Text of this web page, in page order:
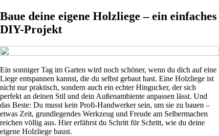
Baue deine eigene Holzliege – ein einfaches
DIY-Projekt
Ein sonniger Tag im Garten wird noch schöner, wenn du dich auf eine
Liege entspannen kannst, die du selbst gebaut hast. Eine Holzliege ist
nicht nur praktisch, sondern auch ein echter Hingucker, der sich
perfekt an deinen Stil und dein Außenambiente anpassen lässt. Und
das Beste: Du musst kein Profi-Handwerker sein, um sie zu bauen –
etwas Zeit, grundlegendes Werkzeug und Freude am Selbermachen
reichen völlig aus. Hier erfährst du Schritt für Schritt, wie du deine
eigene Holzliege baust.